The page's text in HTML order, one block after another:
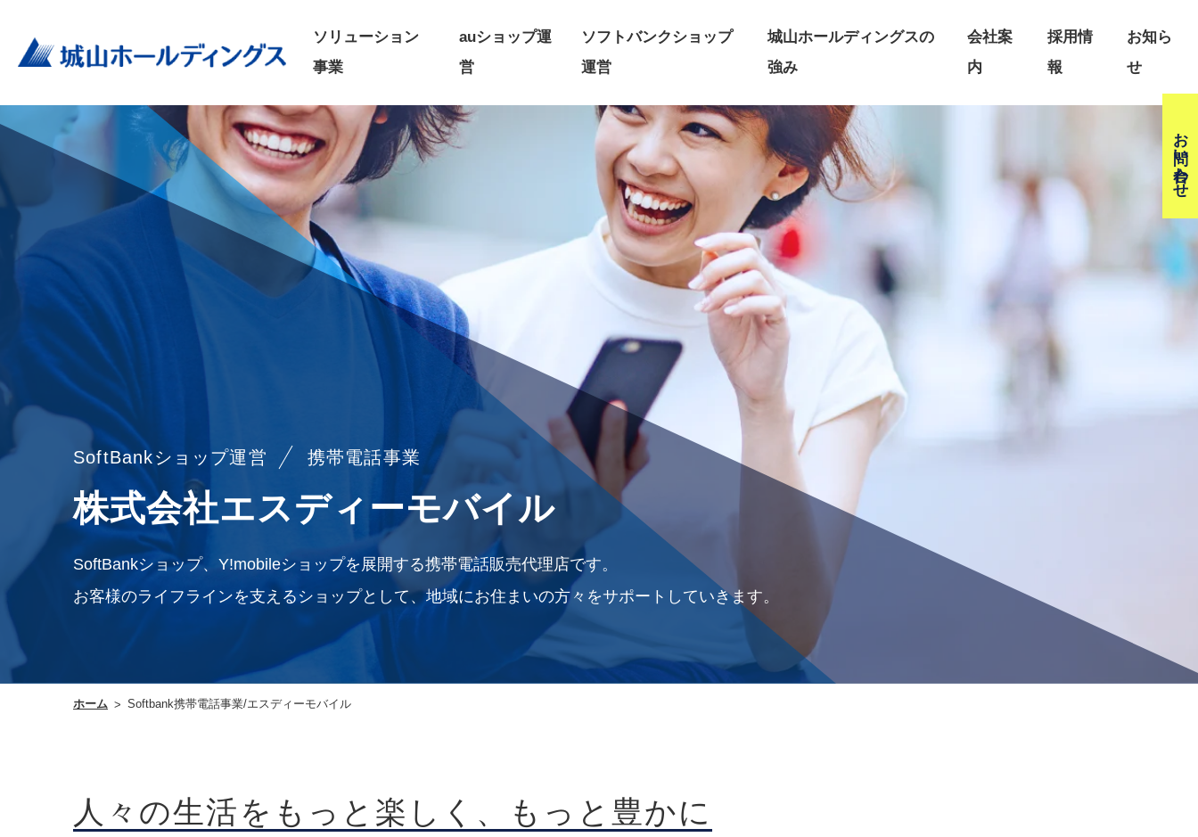
ソリューション
事業
auショップ運
営
ソフトバンクショップ
運営
城山ホールディングスの
強み
会社案
内
採用情
報
お知ら
せ
お問い合わせ
SoftBankショップ運営 携帯電話事業
株式会社エスディーモバイル
SoftBankショップ、Y!mobileショップを展開する携帯電話販売代理店です。
お客様のライフラインを支えるショップとして、地域にお住まいの方々をサポートしていきます。
ホーム Softbank携帯電話事業/エスディーモバイル
人々の生活をもっと楽しく、もっと豊かに